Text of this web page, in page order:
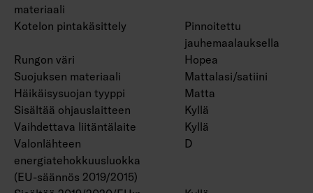
materiaali
Kotelon pintakäsittely
Pinnoitettu
jauhemaalauksella
Rungon väri
Hopea
Suojuksen materiaali
Mattalasi/satiini
Häikäisysuojan tyyppi
Matta
Sisältää ohjauslaitteen
Kyllä
Vaihdettava liitäntälaite
Kyllä
Valonlähteen
energiatehokkuusluokka
(EU-säännös 2019/2015)
D